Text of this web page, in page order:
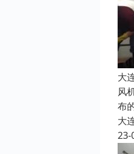
大
风
布
大
23-